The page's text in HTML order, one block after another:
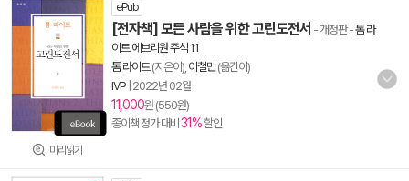
미리읽기
ePub
[전자책] 모든 사람을 위한 고린도전서 - 개정판-톰 라
이트 에브리원 주석 11
톰 라이트(지은이), 이철민(옮긴이)
IVP 2022년 02월
11,000원 (550원)
종이책 정가 대비 31%할인